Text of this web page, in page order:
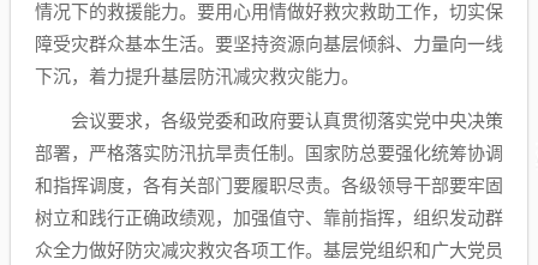
情况下的救援能力。要用心用情做好救灾救助工作，切实保
障受灾群众基本生活。要坚持资源向基层倾斜、力量向一线
下沉，着力提升基层防汛减灾救灾能力。
会议要求，各级党委和政府要认真贯彻落实党中央决策
部署，严格落实防汛抗旱责任制。国家防总要强化统筹协调
和指挥调度，各有关部门要履职尽责。各级领导干部要牢固
树立和践行正确政绩观，加强值守、靠前指挥，组织发动群
众全力做好防灾减灾救灾各项工作。基层党组织和广大党员